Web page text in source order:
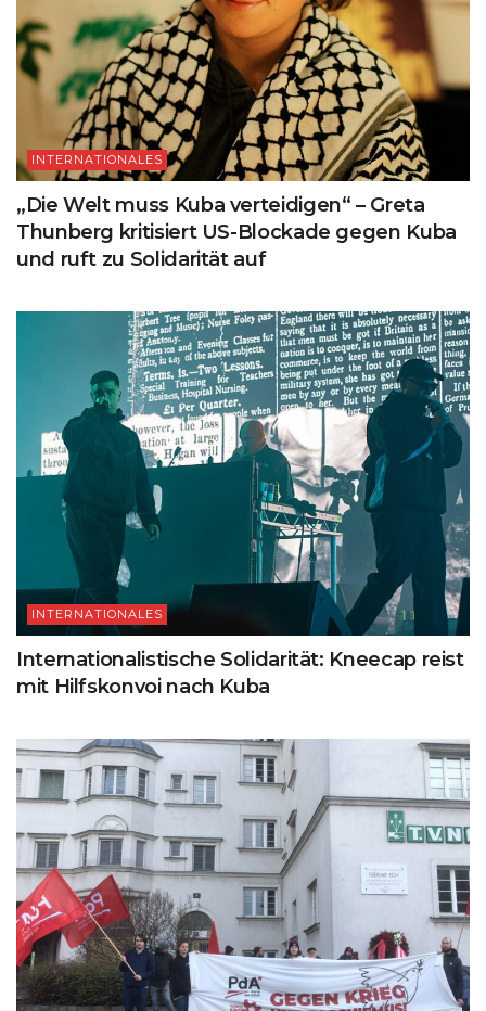
INTERNATIONALES
„Die Welt muss Kuba verteidigen“ – Greta
Thunberg kritisiert US-Blockade gegen Kuba
und ruft zu Solidarität auf
INTERNATIONALES
Internationalistische Solidarität: Kneecap reist
mit Hilfskonvoi nach Kuba